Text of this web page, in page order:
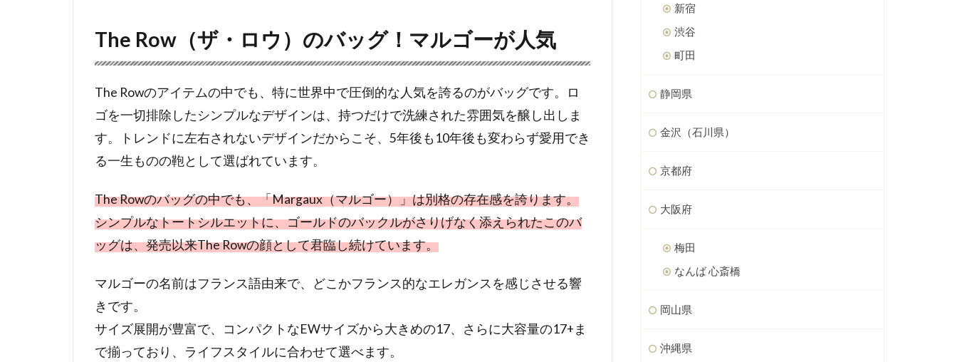
The Row（ザ・ロウ）のバッグ！マルゴーが人気
The Rowのアイテムの中でも、特に世界中で圧倒的な人気を誇るのがバッグです。ロ
ゴを一切排除したシンプルなデザインは、持つだけで洗練された雰囲気を醸し出しま
す。トレンドに左右されないデザインだからこそ、5年後も10年後も変わらず愛用でき
る一生ものの鞄として選ばれています。
The Rowのバッグの中でも、「Margaux（マルゴー）」は別格の存在感を誇ります。
シンプルなトートシルエットに、ゴールドのバックルがさりげなく添えられたこのバ
ッグは、発売以来The Rowの顔として君臨し続けています。
マルゴーの名前はフランス語由来で、どこかフランス的なエレガンスを感じさせる響
きです。
サイズ展開が豊富で、コンパクトなEWサイズから大きめの17、さらに大容量の17+ま
で揃っており、ライフスタイルに合わせて選べます。
新宿
渋谷
町田
静岡県
金沢（石川県）
京都府
大阪府
梅田
なんば 心斎橋
岡山県
沖縄県